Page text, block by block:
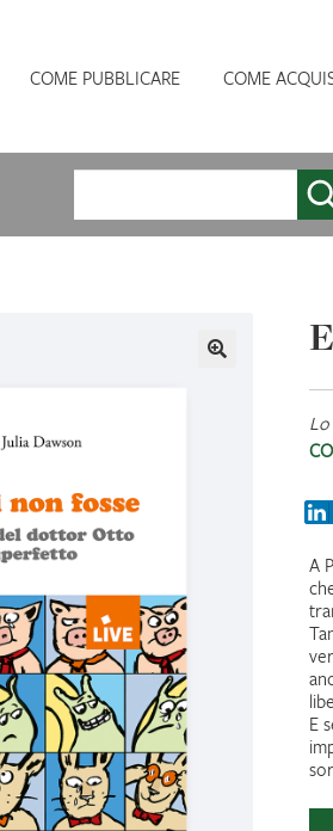
COME PUBBLICARE COME
A
E